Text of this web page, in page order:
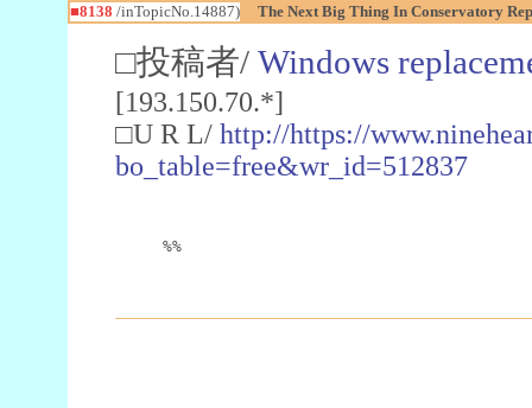
■8138 /inTopicNo.14887) The Next Big Thing In Conservatory
□投稿者/ Windows
[193.150.70.*]
□U R L/ http://https://
bo_table=free&wr_id=512837
%%